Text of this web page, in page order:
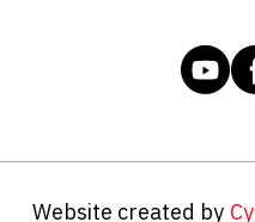
Website created by